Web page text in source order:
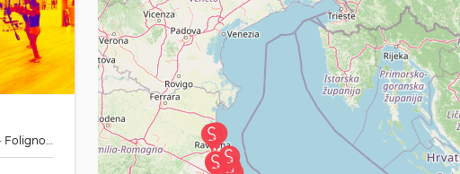
Piazza Vanvitelli 1/A - Foligno - Perugia - 06034